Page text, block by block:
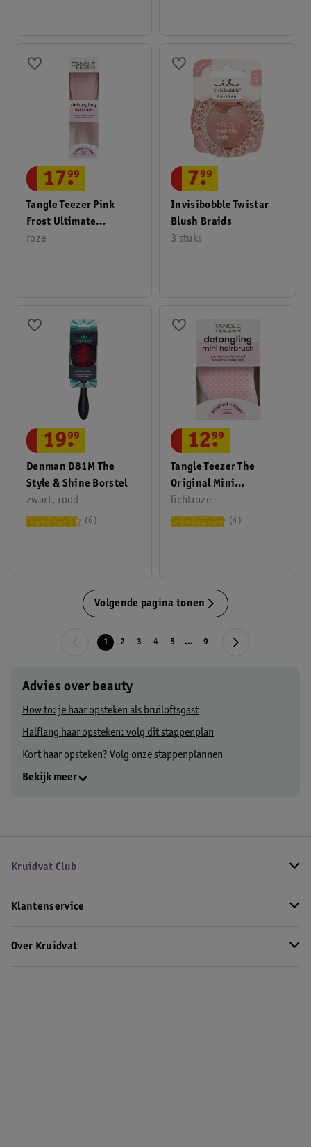
Tangle Teezer Pink
Frost Ultimate
Detangler
roze
17.
99
Invisibobble Twistar
Blush Braids
3 stuks
7.
99
Denman D81M The
Style & Shine Borstel
zwart, rood
19.
99
6
Tangle Teezer The
Original Mini
Detangling Haarborstel
lichtroze
12.
99
4
Volgende pagina tonen
1 2 3 4 5 ... 9
Advies over beauty
How to: je haar opsteken als bruiloftsgast
Halflang haar opsteken: volg dit stappenplan
Kort haar opsteken? Volg onze stappenplannen
Bekijk meer
Kruidvat Club
Klantenservice
Over Kruidvat